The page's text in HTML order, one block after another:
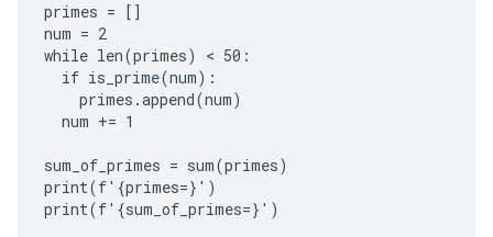
primes = []
num = 2
while len(primes) < 50:
  if is_prime(num):
    primes.append(num)
  num += 1
sum_of_primes = sum(primes)
print(f'{primes=}')
print(f'{sum_of_primes=}')